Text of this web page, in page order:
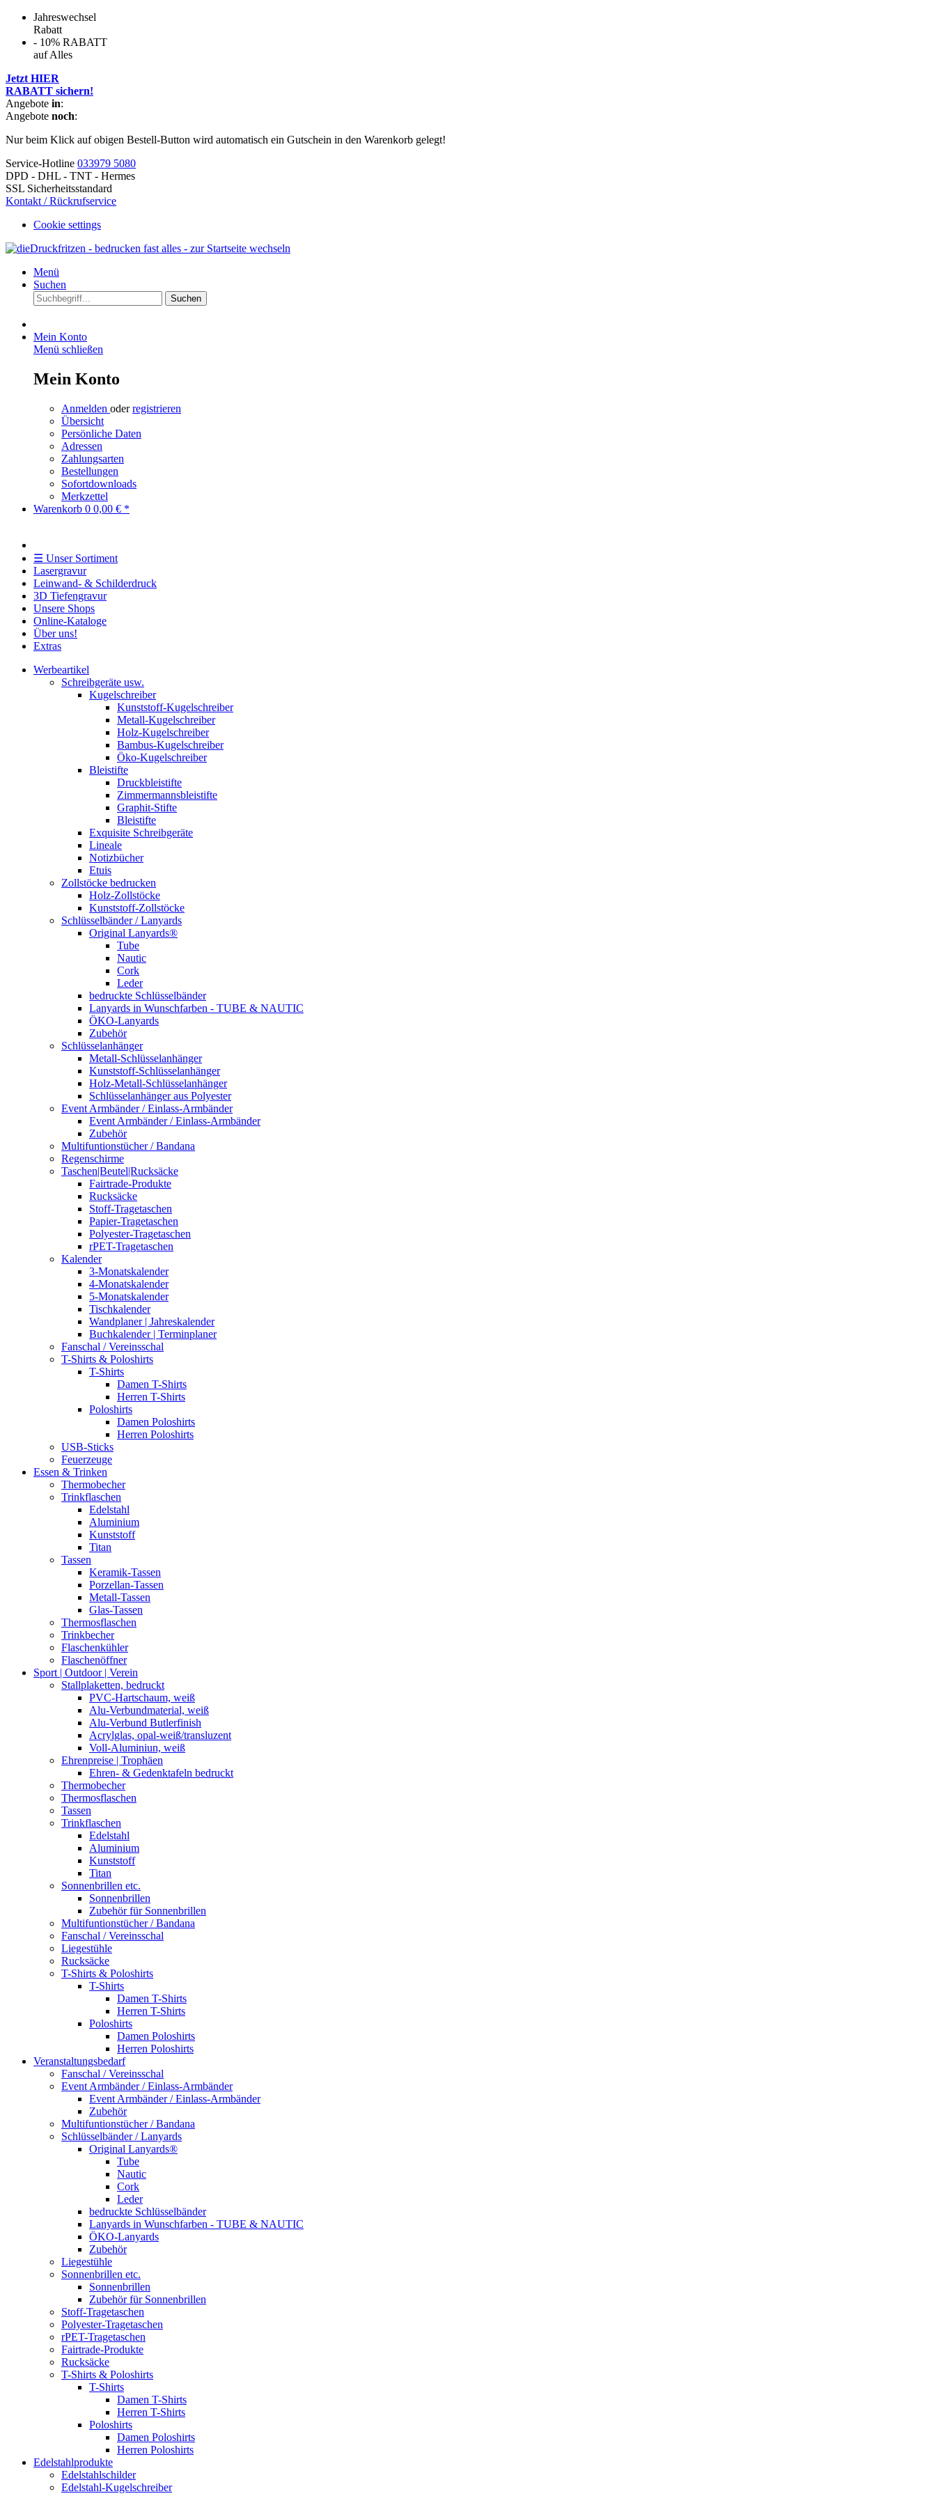
Jahreswechsel
Rabatt
- 10% RABATT
auf Alles
Jetzt HIER
RABATT sichern!
Angebote in:
Angebote noch:
Nur beim Klick auf obigen Bestell-Button wird automatisch ein Gutschein in den Warenkorb gelegt!
Service-Hotline 033979 5080
DPD - DHL - TNT - Hermes
SSL Sicherheitsstandard
Kontakt / Rückrufservice
Cookie settings
Menü
Suchen
Suchen
Mein Konto
Menü schließen
Mein Konto
Anmelden oderregistrieren
Übersicht
Persönliche Daten
Adressen
Zahlungsarten
Bestellungen
Sofortdownloads
Merkzettel
Warenkorb 0 0,00 € *
☰ Unser Sortiment
Lasergravur
Leinwand- & Schilderdruck
3D Tiefengravur
Unsere Shops
Online-Kataloge
Über uns!
Extras
Werbeartikel
Schreibgeräte usw.
Kugelschreiber
Kunststoff-Kugelschreiber
Metall-Kugelschreiber
Holz-Kugelschreiber
Bambus-Kugelschreiber
Öko-Kugelschreiber
Bleistifte
Druckbleistifte
Zimmermannsbleistifte
Graphit-Stifte
Bleistifte
Exquisite Schreibgeräte
Lineale
Notizbücher
Etuis
Zollstöcke bedrucken
Holz-Zollstöcke
Kunststoff-Zollstöcke
Schlüsselbänder / Lanyards
Original Lanyards®
Tube
Nautic
Cork
Leder
bedruckte Schlüsselbänder
Lanyards in Wunschfarben - TUBE & NAUTIC
ÖKO-Lanyards
Zubehör
Schlüsselanhänger
Metall-Schlüsselanhänger
Kunststoff-Schlüsselanhänger
Holz-Metall-Schlüsselanhänger
Schlüsselanhänger aus Polyester
Event Armbänder / Einlass-Armbänder
Event Armbänder / Einlass-Armbänder
Zubehör
Multifuntionstücher / Bandana
Regenschirme
Taschen|Beutel|Rucksäcke
Fairtrade-Produkte
Rucksäcke
Stoff-Tragetaschen
Papier-Tragetaschen
Polyester-Tragetaschen
rPET-Tragetaschen
Kalender
3-Monatskalender
4-Monatskalender
5-Monatskalender
Tischkalender
Wandplaner | Jahreskalender
Buchkalender | Terminplaner
Fanschal / Vereinsschal
T-Shirts & Poloshirts
T-Shirts
Damen T-Shirts
Herren T-Shirts
Poloshirts
Damen Poloshirts
Herren Poloshirts
USB-Sticks
Feuerzeuge
Essen & Trinken
Thermobecher
Trinkflaschen
Edelstahl
Aluminium
Kunststoff
Titan
Tassen
Keramik-Tassen
Porzellan-Tassen
Metall-Tassen
Glas-Tassen
Thermosflaschen
Trinkbecher
Flaschenkühler
Flaschenöffner
Sport | Outdoor | Verein
Stallplaketten,­ bedruckt
PVC-Hartschaum, weiß
Alu-Verbundmaterial, weiß
Alu-Verbund Butlerfinish
Acrylglas, opal-weiß/transluzent
Voll-Aluminiun, weiß
Ehrenpreise | Trophäen
Ehren- & Gedenktafeln bedruckt
Thermobecher
Thermosflaschen
Tassen
Trinkflaschen
Edelstahl
Aluminium
Kunststoff
Titan
Sonnenbrillen etc.
Sonnenbrillen
Zubehör für Sonnenbrillen
Multifuntionstücher / Bandana
Fanschal / Vereinsschal
Liegestühle
Rucksäcke
T-Shirts & Poloshirts
T-Shirts
Damen T-Shirts
Herren T-Shirts
Poloshirts
Damen Poloshirts
Herren Poloshirts
Veranstaltungsbedarf
Fanschal / Vereinsschal
Event Armbänder / Einlass-Armbänder
Event Armbänder / Einlass-Armbänder
Zubehör
Multifuntionstücher / Bandana
Schlüsselbänder / Lanyards
Original Lanyards®
Tube
Nautic
Cork
Leder
bedruckte Schlüsselbänder
Lanyards in Wunschfarben - TUBE & NAUTIC
ÖKO-Lanyards
Zubehör
Liegestühle
Sonnenbrillen etc.
Sonnenbrillen
Zubehör für Sonnenbrillen
Stoff-Tragetaschen
Polyester-Tragetaschen
rPET-Tragetaschen
Fairtrade-Produkte
Rucksäcke
T-Shirts & Poloshirts
T-Shirts
Damen T-Shirts
Herren T-Shirts
Poloshirts
Damen Poloshirts
Herren Poloshirts
Edelstahlprodukte
Edelstahlschilder
Edelstahl-Kugelschreiber